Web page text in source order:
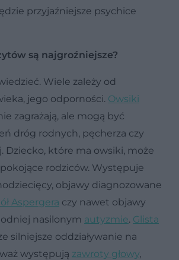
przyjaźniejsze psychice
są najgroźniejsze?
Wiele zależy od
jego odporności. Owsiki
zagrażają, ale mogą być
dróg rodnych, pęcherza czy
Dziecko, które ma owsiki, może
rodziców. Występuje
objawy diagnozowane
Aspergera czy nawet objawy
nasilonym autyzmie. Glista
silniejsze oddziaływanie na
występują zawroty głowy,